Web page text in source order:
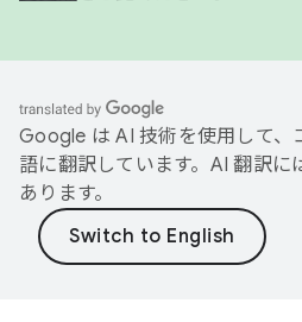
Google は AI 技術を使用して、
語に翻訳しています。AI 翻訳に
あります。